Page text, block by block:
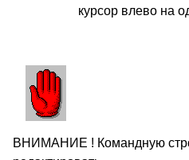
курсор влево на
ВНИМАНИЕ ! Командную